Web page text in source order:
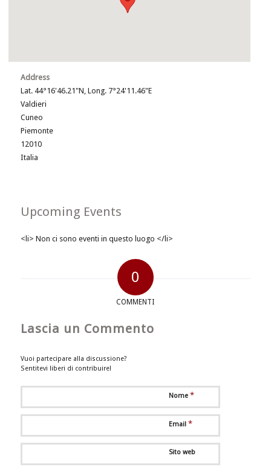
Address
Lat. 44°16'46.21"N, Long. 7°24'11.46"E
Valdieri
Cuneo
Piemonte
12010
Italia
Upcoming Events
<li> Non ci sono eventi in questo luogo </li>
0
COMMENTI
Lascia un Commento
Vuoi partecipare alla discussione?
Sentitevi liberi di contribuire!
Nome *
Email *
Sito web